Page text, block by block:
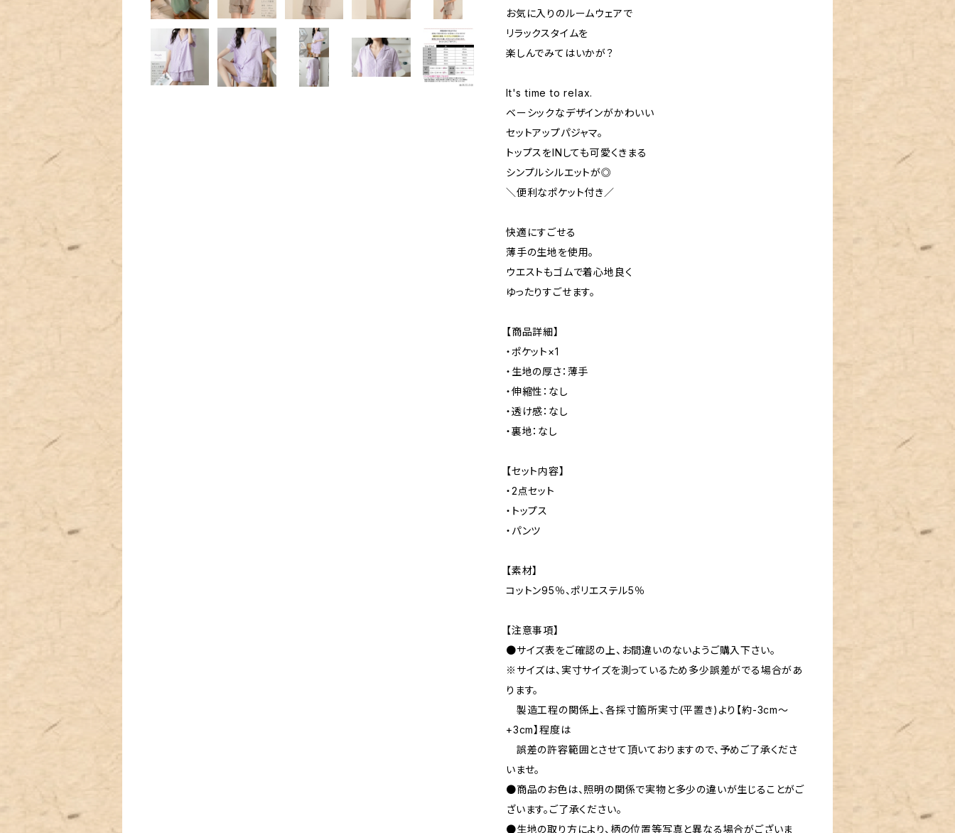
お気に入りのルームウェアで
リラックスタイムを
楽しんでみてはいかが？
It's time to relax.
ベーシックなデザインがかわいい
セットアップパジャマ。
トップスをINしても可愛くきまる
シンプルシルエットが◎
＼便利なポケット付き／
快適にすごせる
薄手の生地を使用。
ウエストもゴムで着心地良く
ゆったりすごせます。
【商品詳細】
・ポケット×1
・生地の厚さ：薄手
・伸縮性：なし
・透け感：なし
・裏地：なし
【セット内容】
・2点セット
・トップス
・パンツ
【素材】
コットン95％、ポリエステル5％
【注意事項】
●サイズ表をご確認の上、お間違いのないようご購入下さい。
※サイズは、実寸サイズを測っているため多少誤差がでる場合があ
ります。
製造工程の関係上、各採寸箇所実寸(平置き)より【約-3cm〜
+3cm】程度は
誤差の許容範囲とさせて頂いておりますので、予めご了承くださ
いませ。
●商品のお色は、照明の関係で実物と多少の違いが生じることがご
ざいます。ご了承ください。
●生地の取り方により、柄の位置等写真と異なる場合がございま